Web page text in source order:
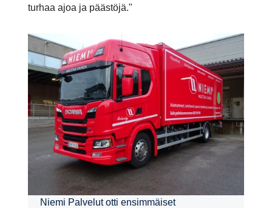
turhaa ajoa ja päästöjä."
Niemi Palvelut otti ensimmäiset